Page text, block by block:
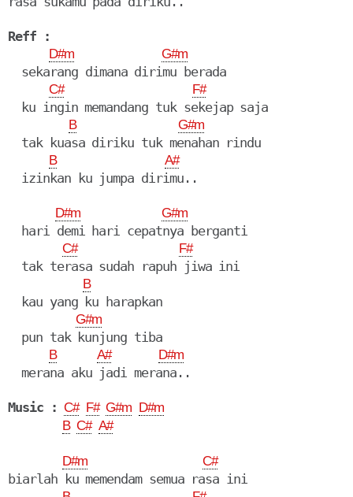
Reff :
D#m G#m
  sekarang dimana dirimu berada
C# F#
  ku ingin memandang tuk sekejap saja
B G#m
  tak kuasa diriku tuk menahan rindu
B A#
  izinkan ku jumpa dirimu..
D#m G#m
  hari demi hari cepatnya berganti
C# F#
  tak terasa sudah rapuh jiwa ini
B
  kau yang ku harapkan
G#m
  pun tak kunjung tiba
B A# D#m
  merana aku jadi merana..
Music : C# F# G#m D#m
B C# A#
D#m C#
biarlah ku memendam semua rasa ini